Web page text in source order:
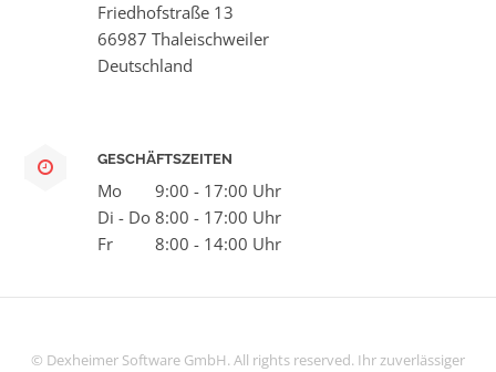
Friedhofstraße 13
66987 Thaleischweiler
Deutschland
GESCHÄFTSZEITEN
Mo
Di - Do
Fr
9:00 - 17:00 Uhr
8:00 - 17:00 Uhr
8:00 - 14:00 Uhr
© Dexheimer Software GmbH. All rights reserved. Ihr zuverlässiger